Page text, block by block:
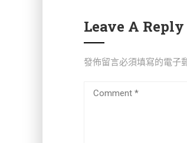
Leave A Reply
發佈留言必須填寫的電子